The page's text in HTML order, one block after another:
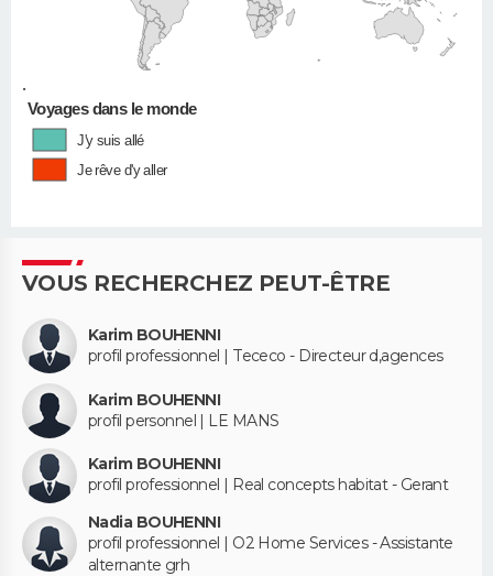
•
Voyages dans le monde
J'y suis allé
Je rêve d'y aller
VOUS RECHERCHEZ PEUT-ÊTRE
Karim BOUHENNI
profil professionnel | Tececo - Directeur d,agences
Karim BOUHENNI
profil personnel | LE MANS
Karim BOUHENNI
profil professionnel | Real concepts habitat - Gerant
Nadia BOUHENNI
profil professionnel | O2 Home Services - Assistante
alternante grh